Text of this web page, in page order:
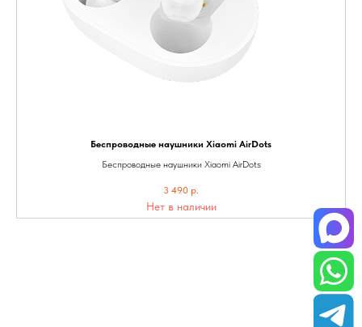
Беспроводные наушники Xiaomi AirDots
Беспроводные наушники Xiaomi AirDots
3 490 р.
Нет в наличии